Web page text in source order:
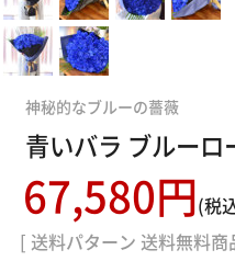
神秘的なブルーの薔薇
青いバラ ブルー
67,580円(税
[ 送料パターン 送料無料